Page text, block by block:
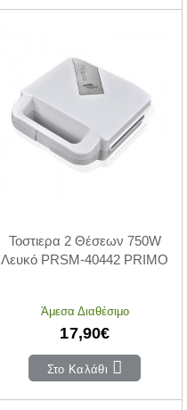
Τοστιερα 2 Θέσεων 750W
Λευκό PRSM-40442 PRIMO
Άμεσα Διαθέσιμο
17,90€
Στο Καλάθι